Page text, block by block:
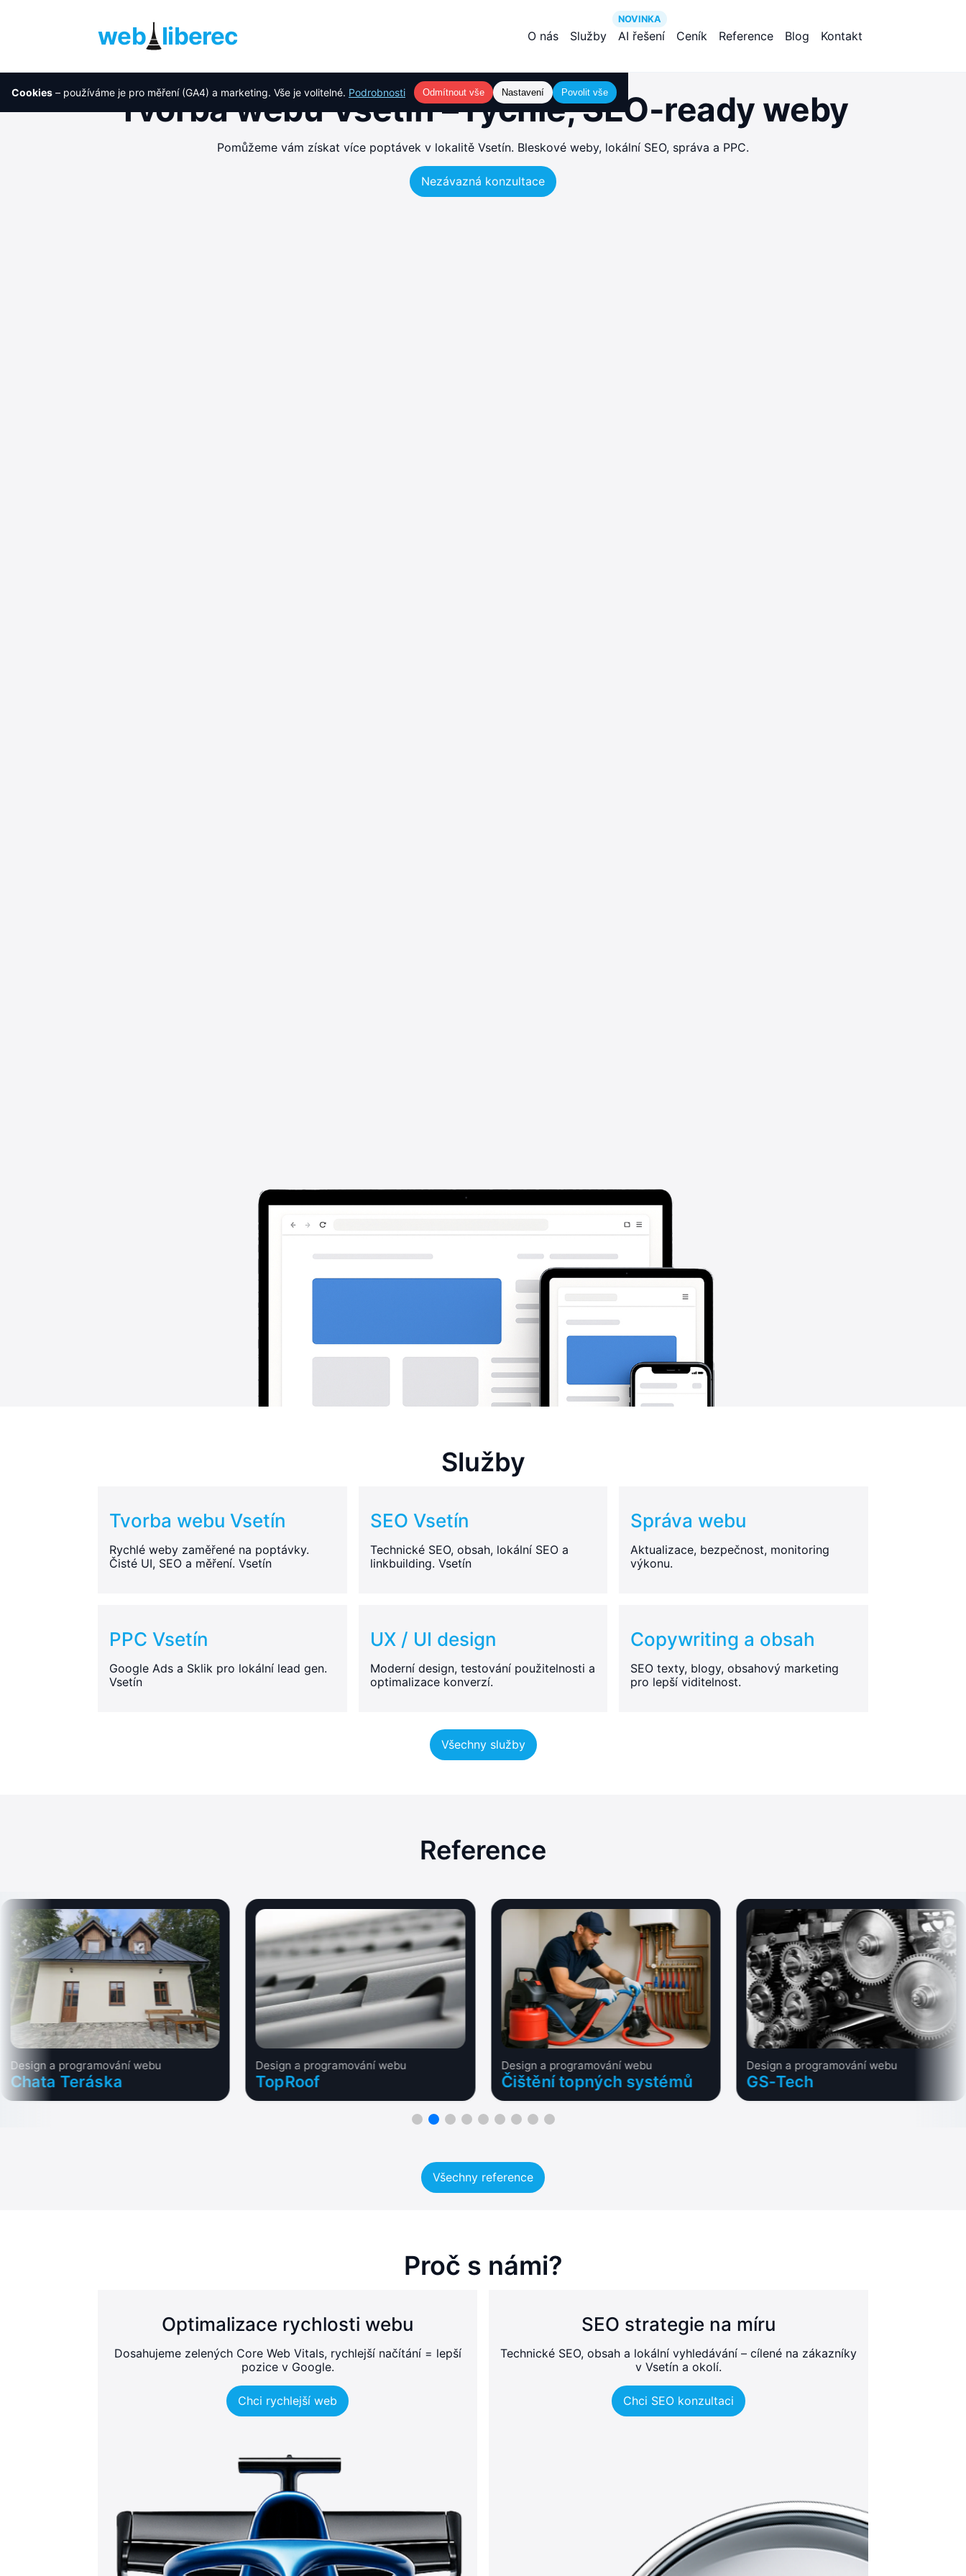
web liberec O nás Služby
NOVINKA
AI řešení Ceník Reference Blog Kontakt
Cookies – používáme je pro měření (GA4) a marketing. Vše je volitelné. Podrobnosti Odmítnout vše Nastavení Povolit vše
Tvorba webu Vsetín – rychlé, SEO-ready weby
Pomůžeme vám získat více poptávek v lokalitě Vsetín. Bleskové weby, lokální SEO, správa a PPC.
Nezávazná konzultace
Služby
Tvorba webu Vsetín
Rychlé weby zaměřené na poptávky.
Čisté UI, SEO a měření. Vsetín
SEO Vsetín
Technické SEO, obsah, lokální SEO a
linkbuilding. Vsetín
Správa webu
Aktualizace, bezpečnost, monitoring
výkonu.
PPC Vsetín
Google Ads a Sklik pro lokální lead gen.
Vsetín
UX / UI design
Moderní design, testování použitelnosti a
optimalizace konverzí.
Copywriting a obsah
SEO texty, blogy, obsahový marketing
pro lepší viditelnost.
Všechny služby
Reference
Design a programování webu
Chata Teráska
Design a programování webu
TopRoof
Design a programování webu
Čištění topných systémů
Design a programování webu
GS-Tech
Všechny reference
Proč s námi?
Optimalizace rychlosti webu
Dosahujeme zelených Core Web Vitals, rychlejší načítání = lepší
pozice v Google.
Chci rychlejší web
SEO strategie na míru
Technické SEO, obsah a lokální vyhledávání – cílené na zákazníky
v Vsetín a okolí.
Chci SEO konzultaci